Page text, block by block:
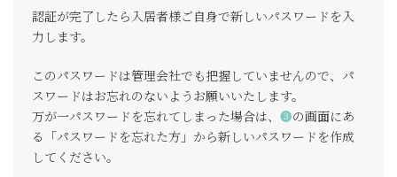
認証が完了したら入居者様ご自身で新しいパスワードを入
力します。
このパスワードは管理会社でも把握していませんので、パ
スワードはお忘れのないようお願いいたします。
万が一パスワードを忘れてしまった場合は、 ❸の画面にあ
る「パスワードを忘れた方」から新しいパスワードを作成
してください。